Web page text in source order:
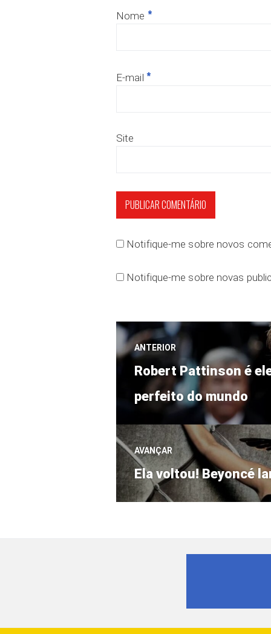
Nome *
E-mail *
Site
Notifique-me sobre novos
Notifique-me sobre novas
Navegação
de
Post
ANTERIOR
Post
anterior:
Robert Pattinson é
perfeito do mundo
AVANÇAR
Próximo
post:
Ela voltou! Beyoncé